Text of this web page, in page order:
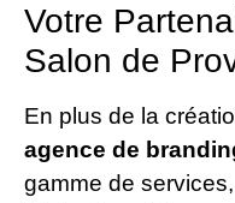
Votre
Salon de
En plus de la
agence de
gamme de services,